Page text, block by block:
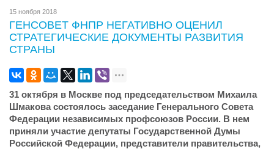
15 ноября 2018
ГЕНСОВЕТ ФНПР НЕГАТИВНО ОЦЕНИЛ
СТРАТЕГИЧЕСКИЕ ДОКУМЕНТЫ РАЗВИТИЯ
СТРАНЫ
31 октября в Москве под председательством Михаила
Шмакова состоялось заседание Генерального Совета
Федерации независимых профсоюзов России. В нем
приняли участие депутаты Государственной Думы
Российской Федерации, представители правительства,